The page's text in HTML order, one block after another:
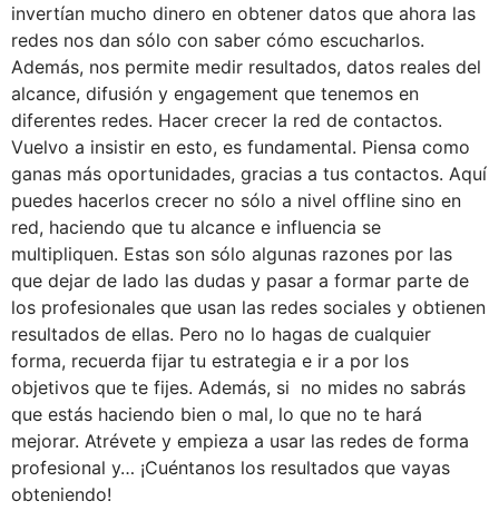
invertían mucho dinero en obtener datos que ahora las
redes nos dan sólo con saber cómo escucharlos.
Además, nos permite medir resultados, datos reales del
alcance, difusión y engagement que tenemos en
diferentes redes. Hacer crecer la red de contactos.
Vuelvo a insistir en esto, es fundamental. Piensa como
ganas más oportunidades, gracias a tus contactos. Aquí
puedes hacerlos crecer no sólo a nivel offline sino en
red, haciendo que tu alcance e influencia se
multipliquen. Estas son sólo algunas razones por las
que dejar de lado las dudas y pasar a formar parte de
los profesionales que usan las redes sociales y obtienen
resultados de ellas. Pero no lo hagas de cualquier
forma, recuerda fijar tu estrategia e ir a por los
objetivos que te fijes. Además, si no mides no sabrás
que estás haciendo bien o mal, lo que no te hará
mejorar. Atrévete y empieza a usar las redes de forma
profesional y… ¡Cuéntanos los resultados que vayas
obteniendo!